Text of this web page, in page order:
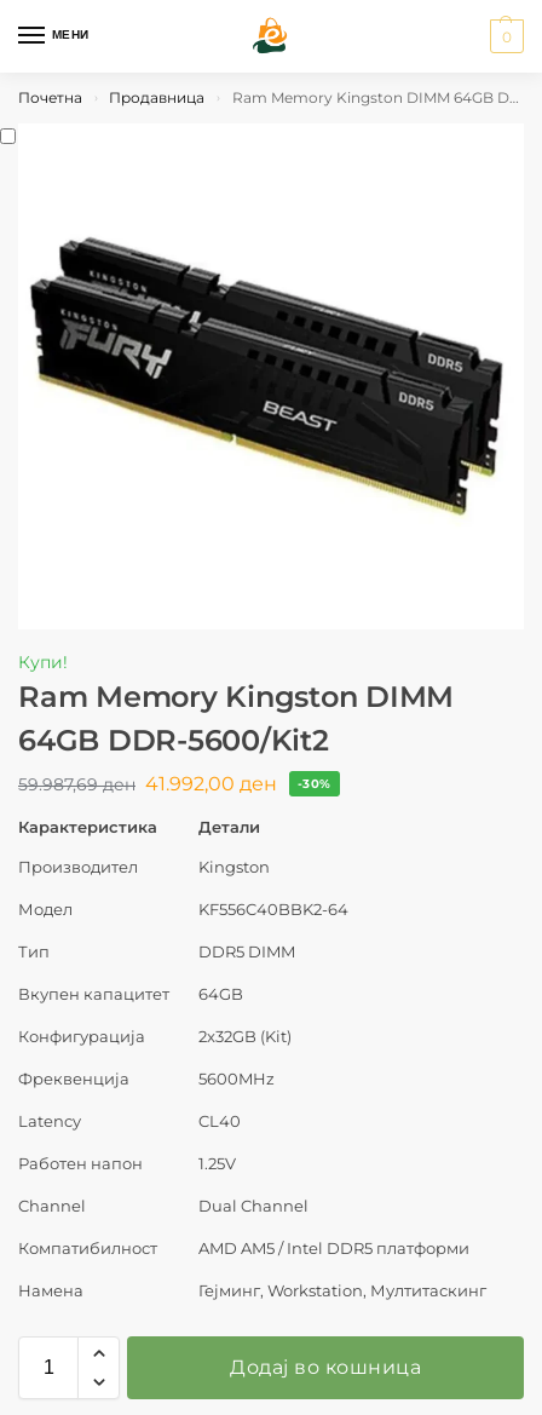
МЕНИ 0
Почетна › Продавница › Ram Memory Kingston DIMM 64GB DDR-5600/Kit2
Купи!
Ram Memory Kingston DIMM
64GB DDR-5600/Kit2
59.987,69ден 41.992,00 ден -30%
Карактеристика Детали
Производител Kingston
Модел KF556C40BBK2-64
Тип DDR5 DIMM
Вкупен капацитет 64GB
Конфигурација 2x32GB (Kit)
Фреквенција 5600MHz
Latency CL40
Работен напон 1.25V
Channel Dual Channel
Компатибилност AMD AM5 / Intel DDR5 платформи
Намена Гејминг, Workstation, Мултитаскинг
Додај во кошница